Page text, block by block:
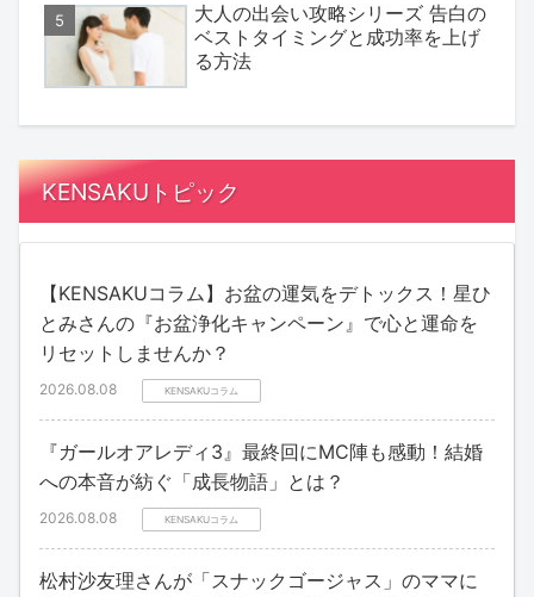
大人の出会い攻略シリーズ 告白の
ベストタイミングと成功率を上げ
る方法
KENSAKUトピック
【KENSAKUコラム】お盆の運気をデトックス！星ひ
とみさんの『お盆浄化キャンペーン』で心と運命を
リセットしませんか？
2026.08.08 KENSAKUコラム
『ガールオアレディ3』最終回にMC陣も感動！結婚
への本音が紡ぐ「成長物語」とは？
2026.08.08 KENSAKUコラム
松村沙友理さんが「スナックゴージャス」のママに